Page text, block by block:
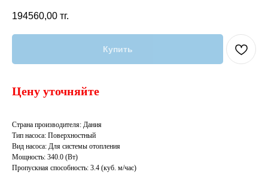
194560,00 тг.
Купить
Цену уточняйте
Страна производителя: Дания
Тип насоса: Поверхностный
Вид насоса: Для системы отопления
Мощность: 340.0 (Вт)
Пропускная способность: 3.4 (куб. м/час)